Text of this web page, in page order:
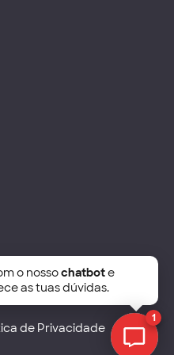
de Privacidade
1
o nossochatbote
as tuas dúvidas.